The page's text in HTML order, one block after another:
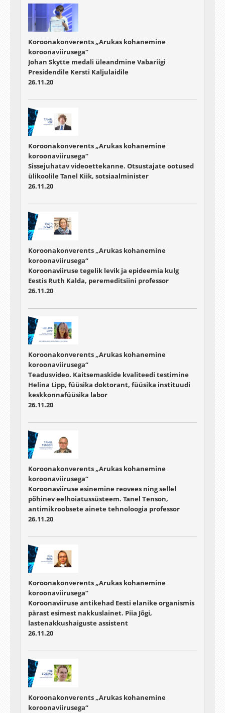
Koroonakonverents „Arukas kohanemine
koroonaviirusega“
Johan Skytte medali üleandmine Vabariigi
Presidendile Kersti Kaljulaidile
26.11.20
Koroonakonverents „Arukas kohanemine
koroonaviirusega“
Sissejuhatav videoettekanne. Otsustajate ootused
ülikoolile Tanel Kiik, sotsiaalminister
26.11.20
Koroonakonverents „Arukas kohanemine
koroonaviirusega“
Koroonaviiruse tegelik levik ja epideemia kulg
Eestis Ruth Kalda, peremeditsiini professor
26.11.20
Koroonakonverents „Arukas kohanemine
koroonaviirusega“
Teadusvideo. Kaitsemaskide kvaliteedi testimine
Helina Lipp, füüsika doktorant, füüsika instituudi
keskkonnafüüsika labor
26.11.20
Koroonakonverents „Arukas kohanemine
koroonaviirusega“
Koroonaviiruse esinemine reovees ning sellel
põhinev eelhoiatussüsteem. Tanel Tenson,
antimikroobsete ainete tehnoloogia professor
26.11.20
Koroonakonverents „Arukas kohanemine
koroonaviirusega“
Koroonaviiruse antikehad Eesti elanike organismis
pärast esimest nakkuslainet. Piia Jõgi,
lastenakkushaiguste assistent
26.11.20
Koroonakonverents „Arukas kohanemine
koroonaviirusega“